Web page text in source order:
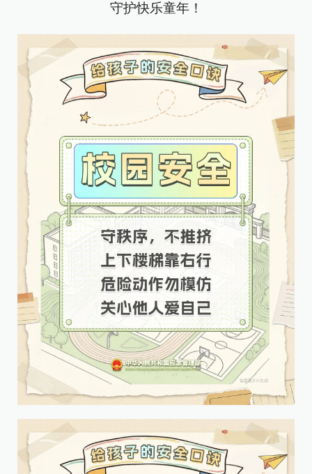
守护快乐童年！